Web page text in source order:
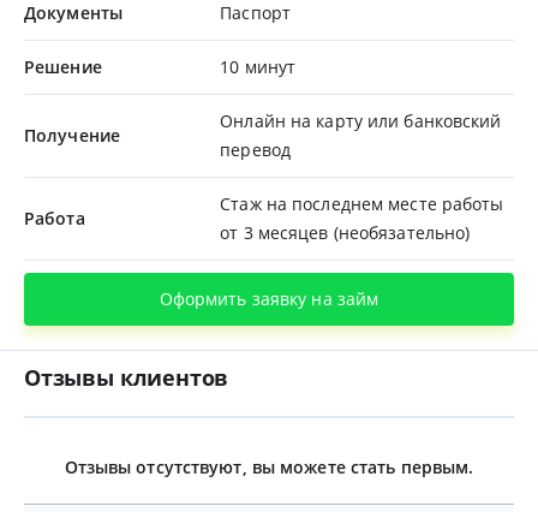
Документы Паспорт
Решение 10 минут
Получение
Онлайн на карту или банковский
перевод
Работа
Стаж на последнем месте работы
от 3 месяцев (необязательно)
Оформить заявку на займ
Отзывы клиентов
Отзывы отсутствуют, вы можете стать первым.